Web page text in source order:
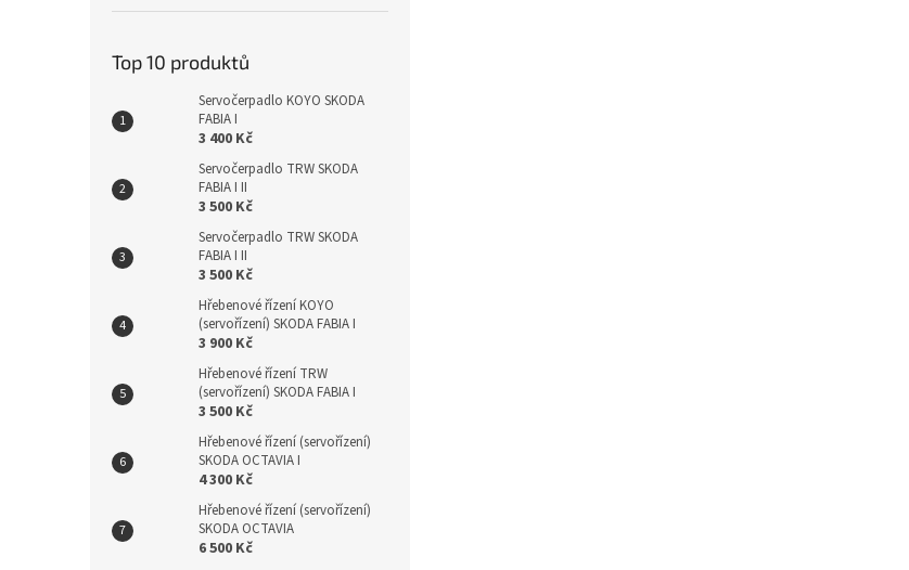
Top 10 produktů
Servočerpadlo KOYO SKODA
FABIA I
3 400 Kč
Servočerpadlo TRW SKODA
FABIA I II
3 500 Kč
Servočerpadlo TRW SKODA
FABIA I II
3 500 Kč
Hřebenové řízení KOYO
(servořízení) SKODA FABIA I
3 900 Kč
Hřebenové řízení TRW
(servořízení) SKODA FABIA I
3 500 Kč
Hřebenové řízení (servořízení)
SKODA OCTAVIA I
4 300 Kč
Hřebenové řízení (servořízení)
SKODA OCTAVIA
6 500 Kč